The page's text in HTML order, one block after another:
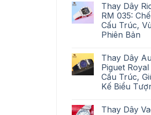
Thay Dây
RM 035:
Cấu Trúc,
Phiên Bản
Thay Dây
Piguet
Cấu Trúc,
Kế Biểu
Thay Dây